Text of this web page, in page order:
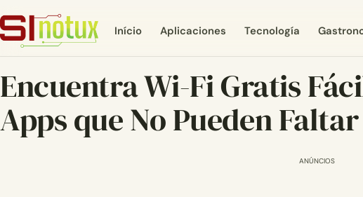
Início Aplicaciones Tecnología
Encuentra Wi-Fi Gratis
Apps que No Pueden Faltar
ANÚNCIOS